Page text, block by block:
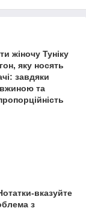
жіночу Туніку
яку носять
завдяки
та
вказуйте
з